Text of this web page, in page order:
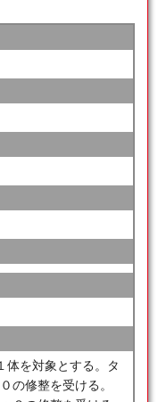
体を対象とする。タ
の修整を受ける。